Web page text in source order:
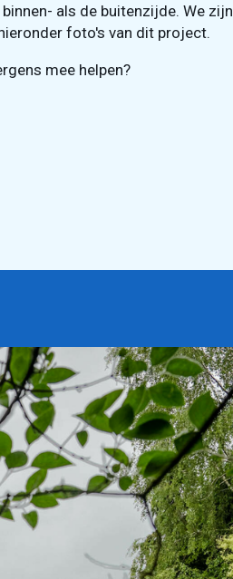
als de buitenzijde. We zijn
foto's van dit project.
mee helpen?